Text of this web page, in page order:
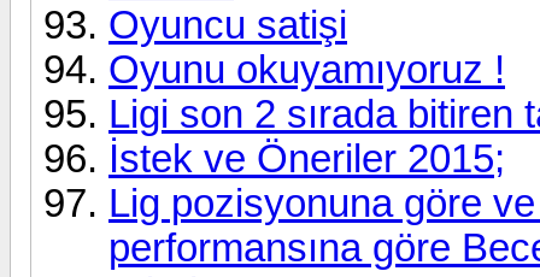
Oyuncu satişi
Oyunu okuyamıyoruz !
Ligi son 2 sırada bitiren
İstek ve Öneriler 2015;
Lig pozisyonuna göre
performansına göre